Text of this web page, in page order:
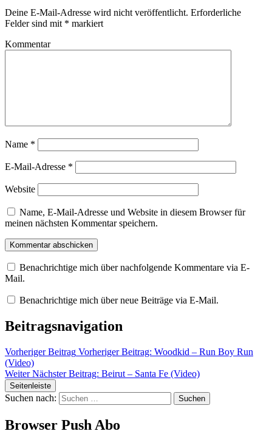
Deine E-Mail-Adresse wird nicht veröffentlicht. Erforderliche
Felder sind mit * markiert
Kommentar
Name *
E-Mail-Adresse *
Website
Name, E-Mail-Adresse und Website in diesem Browser für
meinen nächsten Kommentar speichern.
Benachrichtige mich über nachfolgende Kommentare via E-
Mail.
Benachrichtige mich über neue Beiträge via E-Mail.
Beitragsnavigation
Vorheriger Beitrag Vorheriger Beitrag: Woodkid – Run Boy Run
(Video)
Weiter Nächster Beitrag: Beirut – Santa Fe (Video)
Seitenleiste
Suchen nach:
Browser Push Abo